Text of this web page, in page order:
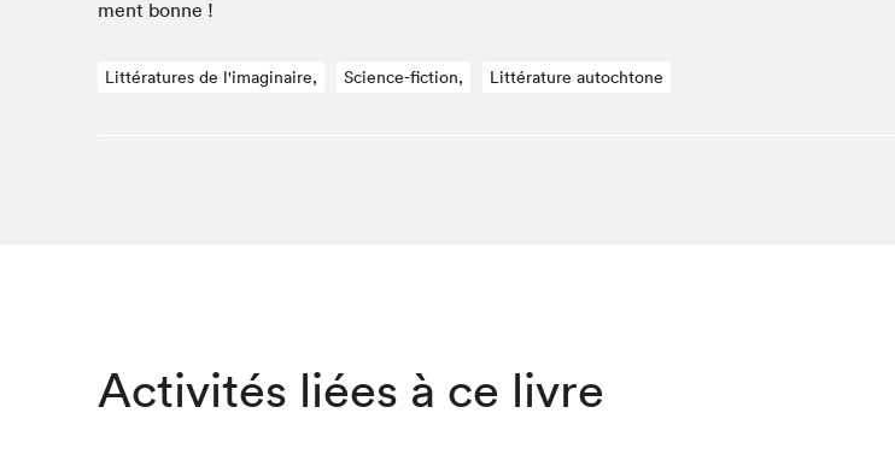
SLM 2019
ment bonne !
Littératures de l'imaginaire, Science-fiction, Littérature autochtone
Activités liées à ce livre